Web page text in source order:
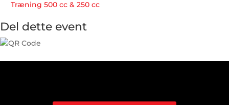
Træning 500 cc & 250 cc
Del dette event